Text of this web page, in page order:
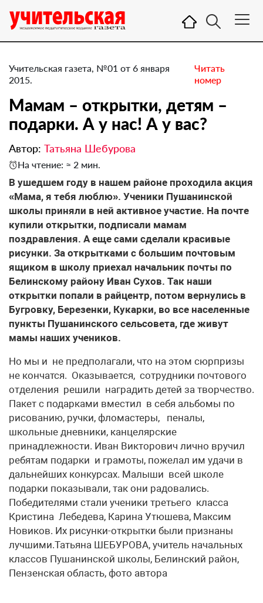
Учительская газета, №01 от 6 января
2015.
Читать
номер
Мамам – открытки, детям –
подарки. А у нас! А у вас?
Автор: Татьяна Шебурова
На чтение: ≈ 2 мин.
В ушедшем году в нашем районе проходила акция
«Мама, я тебя люблю». Ученики Пушанинской
школы приняли в ней активное участие. На почте
купили открытки, подписали мамам
поздравления. А еще сами сделали красивые
рисунки. За открытками с большим почтовым
ящиком в школу приехал начальник почты по
Белинскому району Иван Сухов. Так наши
открытки попали в райцентр, потом вернулись в
Бугровку, Березенки, Кукарки, во все населенные
пункты Пушанинского сельсовета, где живут
мамы наших учеников.
Но мы и не предполагали, что на этом сюрпризы
не кончатся. Оказывается, сотрудники почтового
отделения решили наградить детей за творчество.
Пакет с подарками вместил в себя альбомы по
рисованию, ручки, фломастеры, пеналы,
школьные дневники, канцелярские
принадлежности. Иван Викторович лично вручил
ребятам подарки и грамоты, пожелал им удачи в
дальнейших конкурсах. Малыши всей школе
подарки показывали, так они радовались.
Победителями стали ученики третьего класса
Кристина Лебедева, Карина Утюшева, Максим
Новиков. Их рисунки-открытки были признаны
лучшими.​Татьяна ШЕБУРОВА, учитель начальных
классов Пушанинской школы, Белинский район,
Пензенская область, фото автора